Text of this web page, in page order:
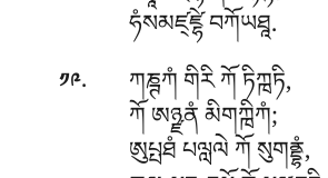
ཧཾསམཛ྄ཛྷེ བཀོཡཐཱ.
༡༩. ཀཎྚཀཾ གིརི ཀོ ཏིཀྑཏི,
ཀོ ཨཉྫནཾ མིགཀྑིཀཾ;
ཨུཔྤཐཾ པལླལེ ཀོ སུགནྡྷཾ,